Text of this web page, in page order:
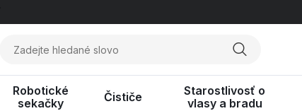
Robotické
sekačky
Čističe
Starostlivosť o
vlasy a bradu